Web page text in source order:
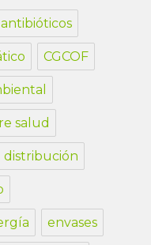
antibióticos
CGCOF
salud
distribución
envases